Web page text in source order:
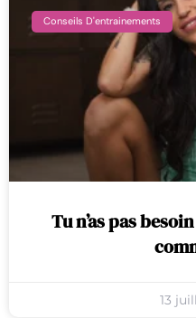
Conseils D'entrainements
Tu n’as pas
13